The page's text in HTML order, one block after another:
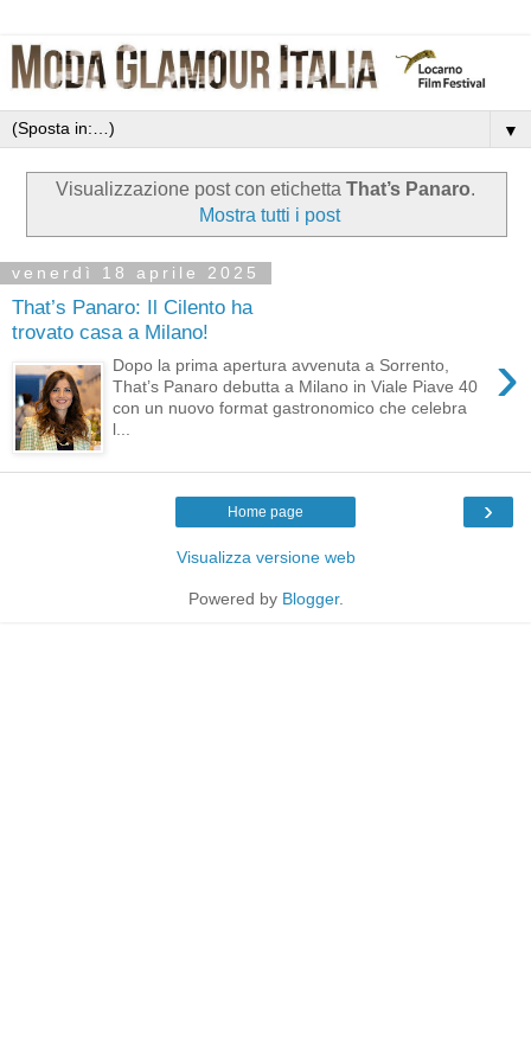
▼
Visualizzazione post con etichetta That’s Panaro.
Mostra tutti i post
venerdì 18 aprile 2025
That’s Panaro: Il Cilento ha
trovato casa a Milano!
›
Dopo la prima apertura avvenuta a Sorrento,
That’s Panaro debutta a Milano in Viale Piave 40
con un nuovo format gastronomico che celebra
l...
›
Home page
Visualizza versione web
Powered by Blogger.